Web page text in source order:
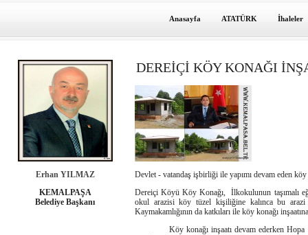
Anasayfa ATATÜRK İhaleler
Erhan YILMAZ
KEMALPAŞA
Belediye Başkanı
DEREİÇİ KÖY KONAĞI
Devlet - vatandaş işbirliği ile yapımı devam eden
Dereiçi Köyü Köy Konağı, İlkokulunun taşımalı
okul arazisi köy tüzel kişiliğine kalınca bu
Kaymakamlığının da katkıları ile köy konağı
Köy konağı inşaatı devam ederken Hopa